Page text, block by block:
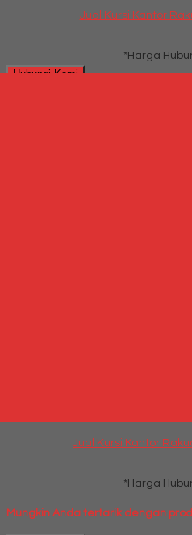
Jual Kursi Kantor
*Harga
Hubungi Kami
Jual Kursi Kantor
*Harga
Mungkin Anda tertarik dengan